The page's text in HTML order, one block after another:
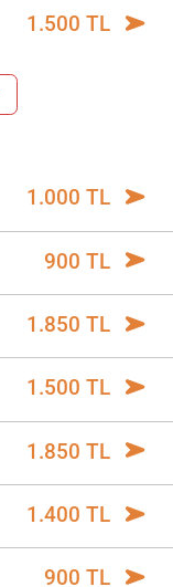
1.500 TL
1.000 TL
900 TL
1.850 TL
1.500 TL
1.850 TL
1.400 TL
900 TL